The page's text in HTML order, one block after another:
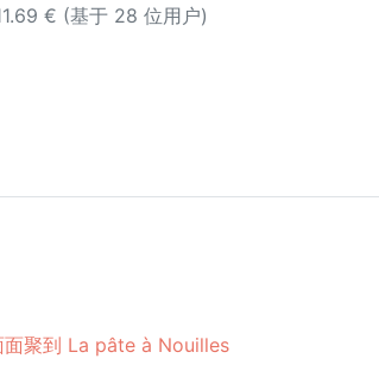
€ (基于 28 位用户)
面聚到 La pâte à Nouilles